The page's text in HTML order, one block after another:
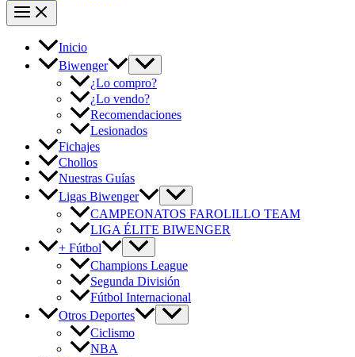
Inicio
Biwenger
¿Lo compro?
¿Lo vendo?
Recomendaciones
Lesionados
Fichajes
Chollos
Nuestras Guías
Ligas Biwenger
CAMPEONATOS FAROLILLO TEAM
LIGA ÉLITE BIWENGER
+ Fútbol
Champions League
Segunda División
Fútbol Internacional
Otros Deportes
Ciclismo
NBA